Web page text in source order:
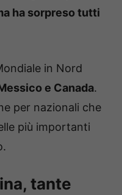
ha sorpreso tutti
in Nord
e Canada.
per nazionali che
più importanti
tante